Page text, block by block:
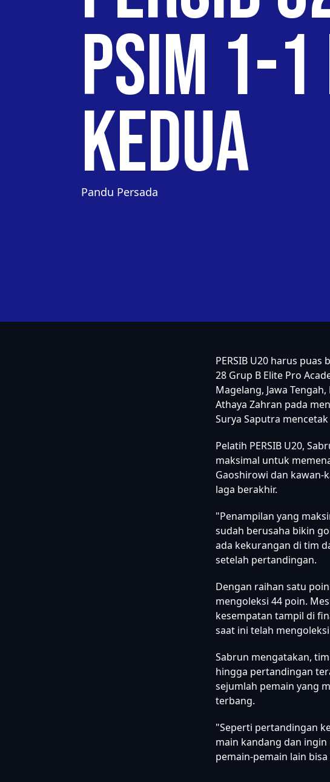
PSIM 1-
Kedua
Pandu Persada
PERSIB U20 harus
28 Grup B Elite Pro
Magelang, Jawa
Athaya Zahran pada
Surya Saputra
Pelatih PERSIB U20,
maksimal untuk
Gaoshirowi dan
laga berakhir.
"Penampilan yang
sudah berusaha bikin
ada kekurangan di tim
setelah pertandingan.
Dengan raihan satu
mengoleksi 44 poin.
kesempatan tampil di
saat ini telah
Sabrun mengatakan,
hingga pertandingan
sejumlah pemain yang
terbang.
"Seperti pertandingan
main kandang dan
pemain-pemain lain